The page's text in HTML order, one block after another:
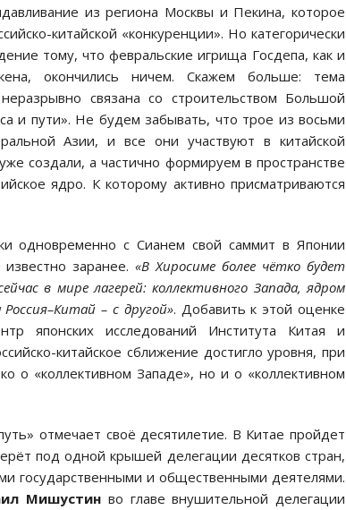
из региона Москвы и Пекина, которое
китайской «конкуренции». Но категорически
тому, что февральские игрища Госдепа, как и
окончились ничем. Скажем больше: тема
связана со строительством Большой
и пути». Не будем забывать, что трое из восьми
Азии, и все они участвуют в китайской
создали, а частично формируем в пространстве
ядро. К которому активно присматриваются
одновременно с Сианем свой саммит в Японии
заранее. «В Хиросиме более чётко будет
в мире лагерей: коллективного Запада, ядром
– с другой». Добавить к этой оценке
японских исследований Института Китая и
китайское сближение достигло уровня, при
о «коллективном Западе», но и о «коллективном
отмечает своё десятилетие. В Китае пройдет
под одной крышей делегации десятков стран,
государственными и общественными деятелями.
Мишустин во главе внушительной делегации